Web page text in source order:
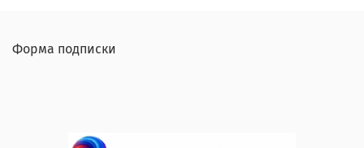
Форма подписки